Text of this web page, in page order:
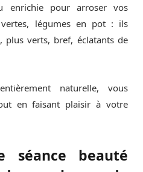
enrichie pour arroser vos
vertes, légumes en pot : ils
plus verts, bref, éclatants de
naturelle, vous
en faisant plaisir à votre
séance beauté